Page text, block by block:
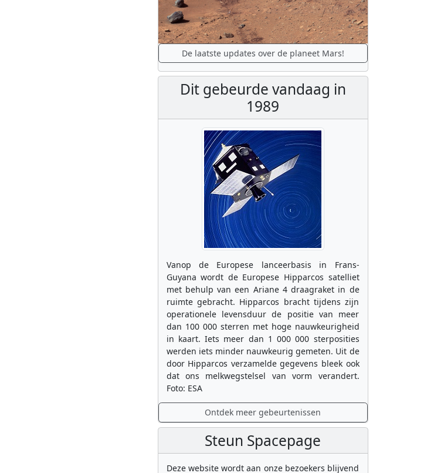
De laatste updates over de planeet Mars!
Dit gebeurde vandaag in
1989
Vanop de Europese lanceerbasis in Frans-
Guyana wordt de Europese Hipparcos satelliet
met behulp van een Ariane 4 draagraket in de
ruimte gebracht. Hipparcos bracht tijdens zijn
operationele levensduur de positie van meer
dan 100 000 sterren met hoge nauwkeurigheid
in kaart. Iets meer dan 1 000 000 sterposities
werden iets minder nauwkeurig gemeten. Uit de
door Hipparcos verzamelde gegevens bleek ook
dat ons melkwegstelsel van vorm verandert.
Foto: ESA
Ontdek meer gebeurtenissen
Steun Spacepage
Deze website wordt aan onze bezoekers blijvend